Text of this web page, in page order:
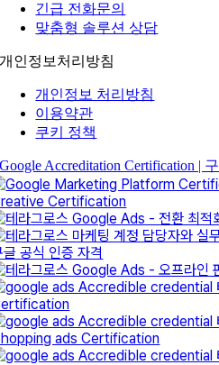
긴급 전화문의
맞춤형 솔루션 상담
개인정보처리방침
개인정보 처리방침
이용약관
쿠키 정책
Google Accreditation Certification |